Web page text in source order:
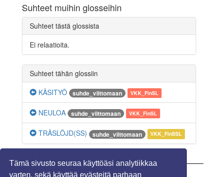
Tämä sivusto seuraa käyttöäsi analytiikkaa
varten, sekä käyttää evästeitä parhaan
Suhteet muihin glosseihin
Suhteet tästä glossista
Ei relaatioita.
Suhteet tähän glossiin
KÄSITYÖ
suhde_viittomaan VKK_FinSL
NEULOA suhde_viittomaan VKK_FinSL
TRÄSLÖJD(SS) suhde_viittomaan VKK_FinSSL